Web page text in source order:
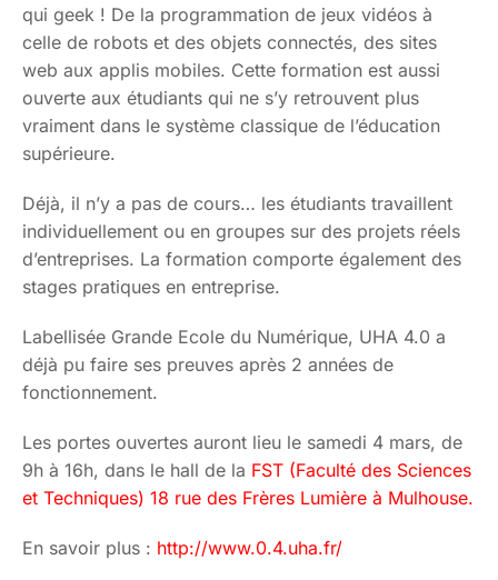
qui geek ! De la programmation de jeux vidéos à
celle de robots et des objets connectés, des sites
web aux applis mobiles. Cette formation est aussi
ouverte aux étudiants qui ne s’y retrouvent plus
vraiment dans le système classique de l’éducation
supérieure.
Déjà, il n’y a pas de cours… les étudiants travaillent
individuellement ou en groupes sur des projets réels
d’entreprises. La formation comporte également des
stages pratiques en entreprise.
Labellisée Grande Ecole du Numérique, UHA 4.0 a
déjà pu faire ses preuves après 2 années de
fonctionnement.
Les portes ouvertes auront lieu le samedi 4 mars, de
9h à 16h, dans le hall de la FST (Faculté des Sciences
et Techniques) 18 rue des Frères Lumière à Mulhouse.
En savoir plus : http://www.0.4.uha.fr/